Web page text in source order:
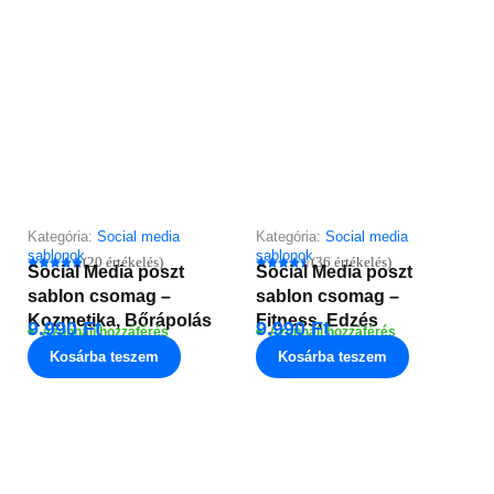
Kategória: Social media
sablonok(20 értékelés)
Social Media poszt
sablon csomag –
Kozmetika, Bőrápolás
Azonnali hozzáférés
9.990Ft
Kosárba teszem
Kategória: Social media
sablonok(36 értékelés)
Social Media poszt
sablon csomag –
Fitness, Edzés
Azonnali hozzáférés
9.990Ft
Kosárba teszem